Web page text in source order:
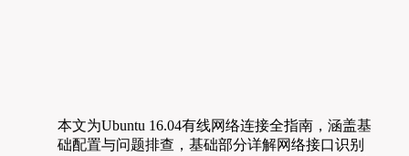
本文为Ubuntu 16.04有线网络连接全指南，涵盖基
础配置与问题排查，基础部分详解网络接口识别